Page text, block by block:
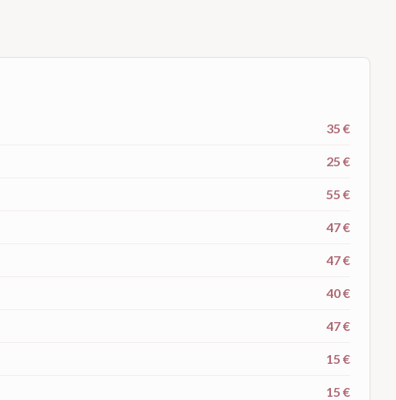
35 €
25 €
55 €
47 €
47 €
40 €
47 €
15 €
15 €